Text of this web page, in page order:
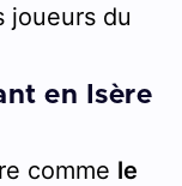
joueurs du
en Isère
comme le